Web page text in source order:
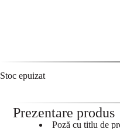
Stoc epuizat
Prezentare produs
Poză cu titlu de